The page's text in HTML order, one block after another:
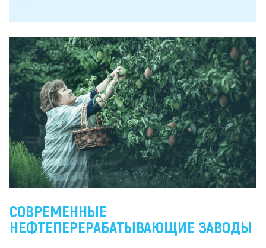
СОВРЕМЕННЫЕ
НЕФТЕПЕРЕРАБАТЫВАЮЩИЕ ЗАВОДЫ